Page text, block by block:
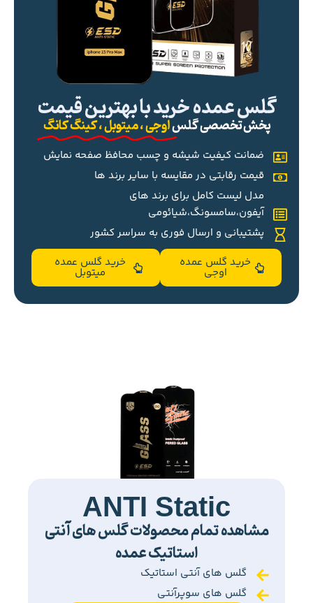
گلس عمده خرید با بهترین قیمت
پخش تخصصی گلساوجی ، میتوبل ، کینگ کانگ
ضمانت کیفیت شیشه و چسب محافظ صفحه نمایش
قیمت رقابتی در مقایسه با سایر برند ها
مدل لیست کامل برای برند های
آیفون،سامسونگ،شیائومی
پشتیبانی و ارسال فوری به سراسر کشور
خرید گلس عمده
اوجی
خرید گلس عمده
میتوبل
ANTI Static
مشاهده تمام محصولات گلس های آنتی
استاتیک عمده
گلس های آنتی استاتیک
گلس های سوپرآنتی